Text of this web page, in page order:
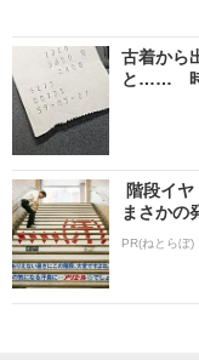
古着から
と…… 時
階段イ
まさかの
PR(ねとらぼ)